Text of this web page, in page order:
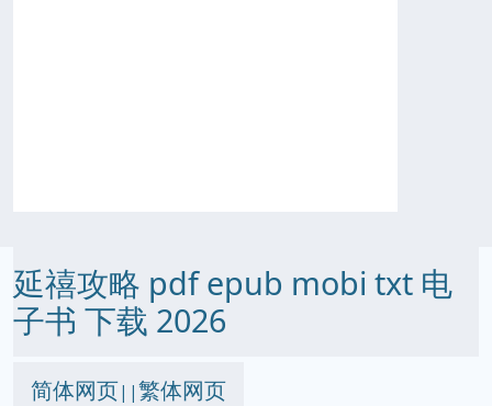
延禧攻略 pdf epub mobi txt 电
子书 下载 2026
简体网页||繁体网页